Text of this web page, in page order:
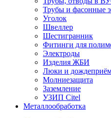
Трубы и фасонные
Уголок
Швеллер
Шестигранник
Фитинги для
Электроды
Изделия ЖБИ
Люки и
Молниезащита
Заземление
УЗИП Citel
Металлообработка